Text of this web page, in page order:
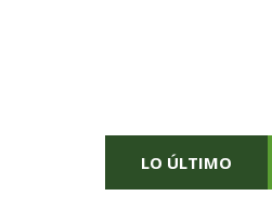
LO ÚLTIMO